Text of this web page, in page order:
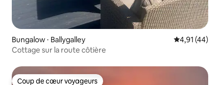
Bungalow ⋅ Ballygalley Évaluation
4,91 (44)
Cottage sur la route côtière
Coup de cœur voyageurs